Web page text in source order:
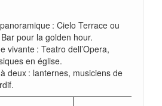
: Cielo Terrace ou
pour la golden hour.
vivante : Teatro dell’Opera,
en église.
deux : lanternes, musiciens de